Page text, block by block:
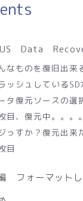
Data
なものを復旧出来
ッシュしている
タ復元ソースの選
目、復元中。。。。
っすか？復元出来
目
フォーマットし